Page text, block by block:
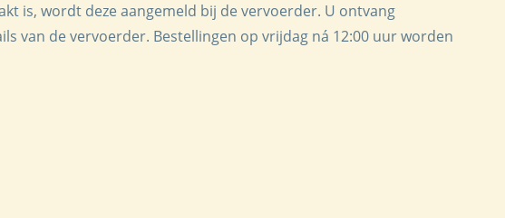
is, wordt deze aangemeld bij de vervoerder. U ontvang
van de vervoerder. Bestellingen op vrijdag ná 12:00 uur worden